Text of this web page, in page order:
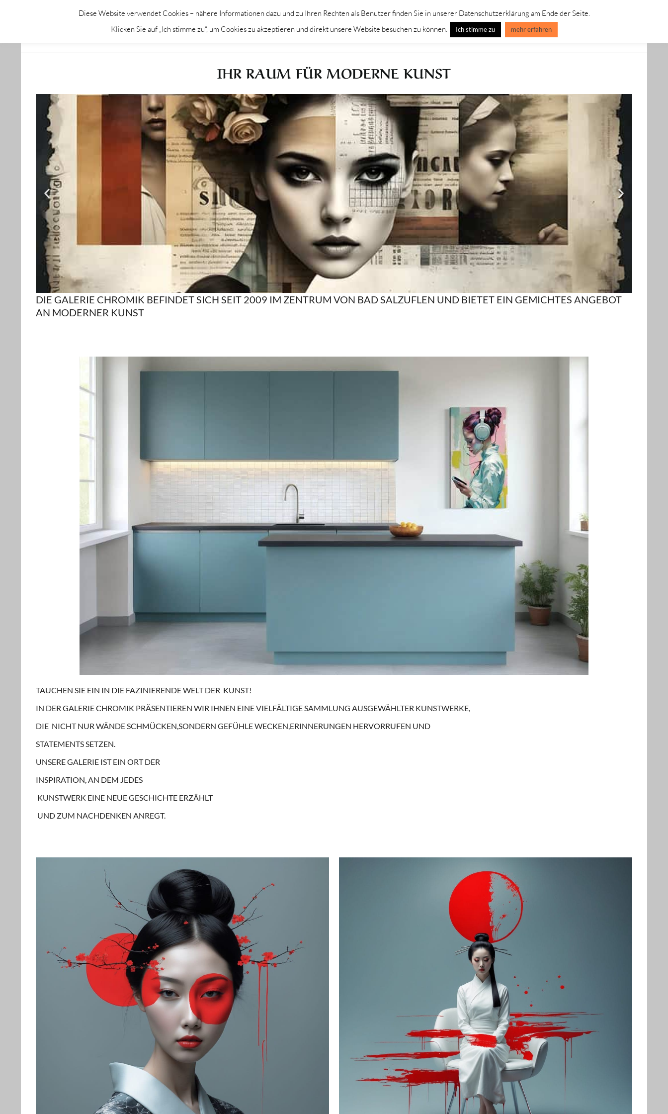
GALERIE CHROMIK KÜNSTLER THEMEN DEKORATIVE LEINWANDBILDER SPECIAL EDITION-ART-LINE
IHR RAUM FÜR MODERNE KUNST
DIE GALERIE CHROMIK BEFINDET SICH SEIT 2009 IM ZENTRUM VON BAD SALZUFLEN UND BIETET EIN GEMICHTES ANGEBOT
AN MODERNER KUNST
TAUCHEN SIE EIN IN DIE FAZINIERENDEWELT DER KUNST!
IN DER GALERIECHROMIK PRÄSENTIEREN WIR IHNEN EINEVIELFÄLTIGESAMMLUNG AUSGEWÄHLTER KUNSTWERKE,
DIE NICHT NUR WÄNDESCHMÜCKEN,SONDERN GEFÜHLEWECKEN,ERINNERUNGEN HERVORRUFEN UND
STATEMENTS SETZEN.
UNSEREGALERIE IST EIN ORT DER
INSPIRATION,AN DEM JEDES
KUNSTWERK EINE NEUEGESCHICHTE ERZÄHLT
UND ZUM NACHDENKEN ANREGT.
Diese Website verwendet Cookies – nähere Informationen dazu und zu Ihren Rechten als Benutzer finden Sie in unserer Datenschutzerklärung am Ende der Seite.
Klicken Sie auf „Ich stimme zu“, um Cookies zu akzeptieren und direkt unsere Website besuchen zu können.
Ich stimme zu mehr erfahren